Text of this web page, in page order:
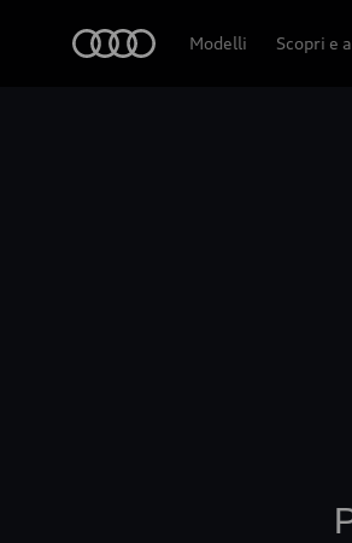
Modelli Scopri e